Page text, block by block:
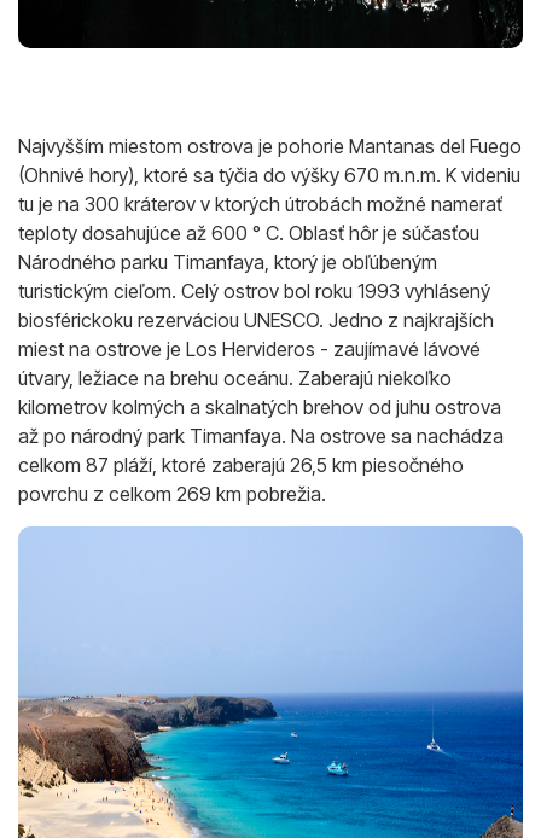
Najvyšším miestom ostrova je pohorie Mantanas del Fuego
(Ohnivé hory), ktoré sa týčia do výšky 670 m.n.m. K videniu
tu je na 300 kráterov v ktorých útrobách možné namerať
teploty dosahujúce až 600 ° C. Oblasť hôr je súčasťou
Národného parku Timanfaya, ktorý je obľúbeným
turistickým cieľom. Celý ostrov bol roku 1993 vyhlásený
biosférickoku rezerváciou UNESCO. Jedno z najkrajších
miest na ostrove je Los Hervideros - zaujímavé lávové
útvary, ležiace na brehu oceánu. Zaberajú niekoľko
kilometrov kolmých a skalnatých brehov od juhu ostrova
až po národný park Timanfaya. Na ostrove sa nachádza
celkom 87 pláží, ktoré zaberajú 26,5 km piesočného
povrchu z celkom 269 km pobrežia.